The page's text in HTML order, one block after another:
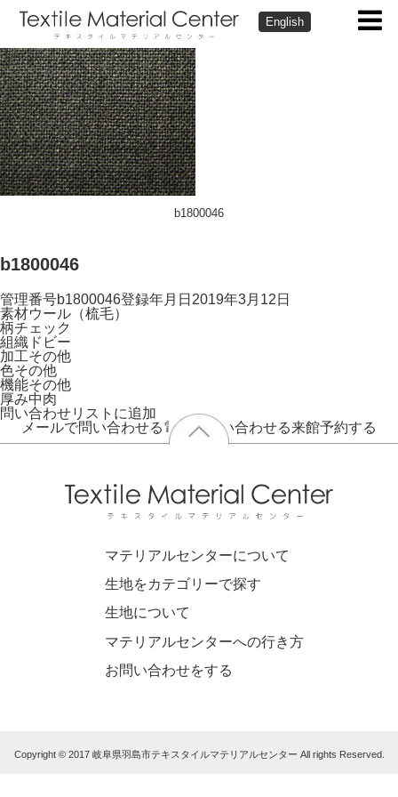
English
b1800046
b1800046
管理番号b1800046登録年月日 2019年3月12日
素材ウール（梳毛）
柄チェック
組織 ドビー
加工その他
色その他
機能その他
厚み中肉
問い合わせリストに追加
メールで問い合わせる電話で問い合わせる来館予約する
マテリアルセンターについて
生地をカテゴリーで探す
生地について
マテリアルセンターへの行き方
お問い合わせをする
Copyright © 2017 岐阜県羽島市テキスタイルマテリアルセンター All rights Reserved.